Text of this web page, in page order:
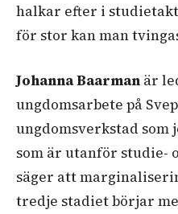
halkar efter i
för stor kan man
Johanna Baarman är
ungdomsarbete på
ungdomsverkstad som
som är utanför studie-
säger att
tredje stadiet börjar